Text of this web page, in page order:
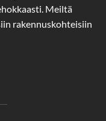
Meiltä
rakennuskohteisiin